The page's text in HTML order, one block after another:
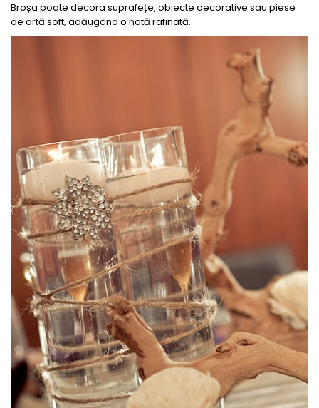
Broșa poate decora suprafețe, obiecte decorative sau piese
de artă soft, adăugând o notă rafinată.